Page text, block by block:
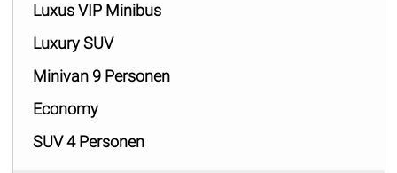
Luxus VIP Minibus
Luxury SUV
Minivan 9 Personen
Economy
SUV 4 Personen